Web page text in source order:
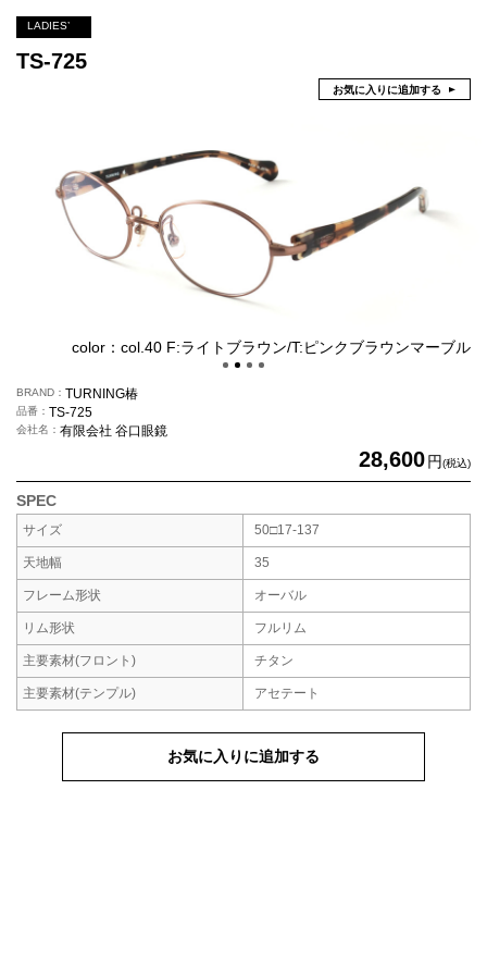
LADIES’
TS-725
お気に入りに追加する
color：col.40 F:ライトブラウン/T:ピンクブラウンマーブル
BRAND TURNING椿
品番 TS-725
会社名 有限会社 谷口眼鏡
28,600円(税込)
SPEC
サイズ 50□17-137
天地幅 35
フレーム形状 オーバル
リム形状 フルリム
主要素材(フロント) チタン
主要素材(テンプル) アセテート
お気に入りに追加する